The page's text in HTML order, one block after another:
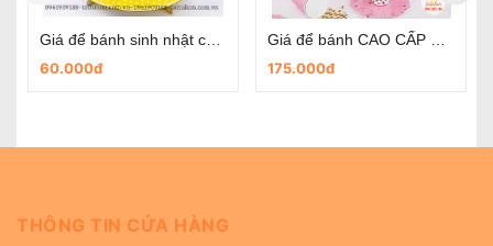
Giá để bánh CAO CẤP HÌNH NGÔI NHÀ
175.000đ
Giá để bánh CAO CẤP HÌNH XE
175.000đ
THÔNG TIN CỬA HÀNG